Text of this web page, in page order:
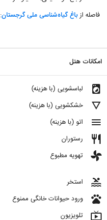
فاصله ازباغ گیاه‌شناسی ملی گرجستان: ۱۴ کیلومتر
امکانات هتل
local_laundry_service لباسشویی (با هزینه)
details خشکشویی (با هزینه)
menu اتو (با هزینه)
restaurant رستوران
toys تهویه مطبوع
pool استخر
pets ورود حیوانات خانگی ممنوع
live_tv تلویزیون